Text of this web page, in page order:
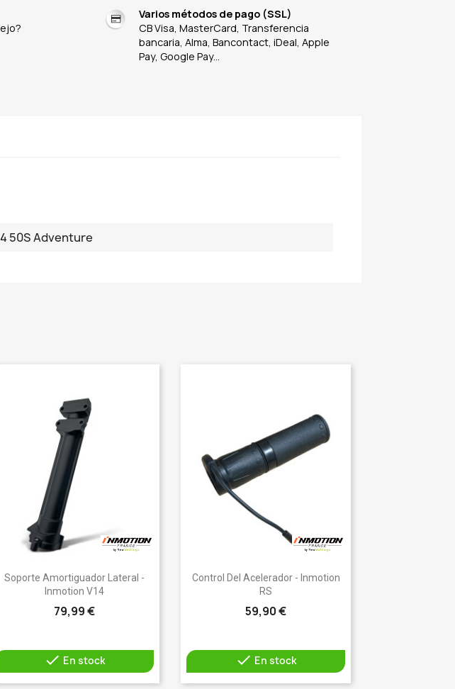
Varios métodos de pago (SSL)
CB Visa, MasterCard, Transferencia
bancaria, Alma, Bancontact, iDeal, Apple
Pay, Google Pay...
50S Adventure
Vista rápida
Soporte Amortiguador Lateral -
Inmotion V14
79,99 €
 En stock
 Vista rápida
Control Del Acelerador - Inmotion
RS
59,90 €
 En stock